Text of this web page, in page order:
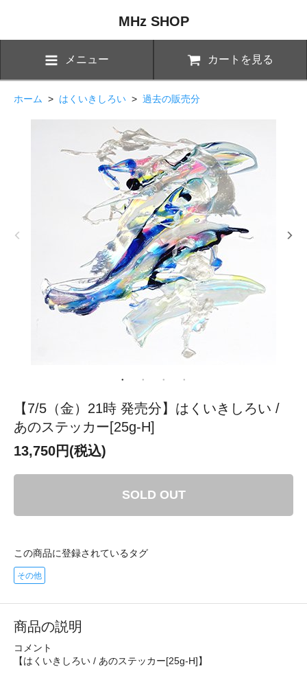
MHz SHOP
メニュー カートを見る
ホーム > はくいきしろい > 過去の販売分
【7/5（金）21時 発売分】はくいきしろい /
あのステッカー[25g-H]
13,750円(税込)
SOLD OUT
この商品に登録されているタグ
その他
商品の説明
コメント
【はくいきしろい / あのステッカー[25g-H]】